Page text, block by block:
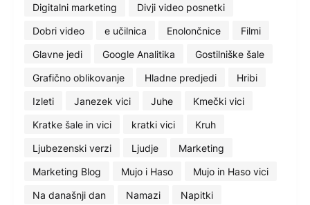
Digitalni marketing
Divji video posnetki
Dobri video
e učilnica Enolončnice
Filmi
Glavne jedi
Google Analitika
Gostilniške šale
Grafično oblikovanje
Hladne predjedi
Hribi
Izleti
Janezek vici Juhe
Kmečki vici
Kratke šale in vici
kratki vici
Kruh
Ljubezenski verzi
Ljudje
Marketing
Marketing Blog
Mujo i Haso
Mujo in Haso vici
Na današnji dan
Namazi
Napitki